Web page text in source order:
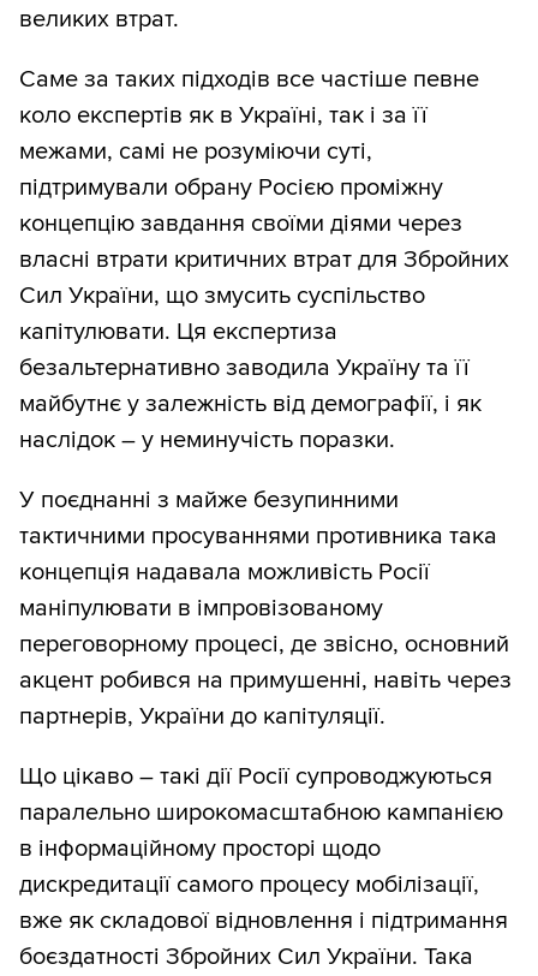
великих втрат.
Саме за таких підходів все частіше певне
коло експертів як в Україні, так і за її
межами, самі не розуміючи суті,
підтримували обрану Росією проміжну
концепцію завдання своїми діями через
власні втрати критичних втрат для Збройних
Сил України, що змусить суспільство
капітулювати. Ця експертиза
безальтернативно заводила Україну та її
майбутнє у залежність від демографії, і як
наслідок – у неминучість поразки.
У поєднанні з майже безупинними
тактичними просуваннями противника така
концепція надавала можливість Росії
маніпулювати в імпровізованому
переговорному процесі, де звісно, основний
акцент робився на примушенні, навіть через
партнерів, України до капітуляції.
Що цікаво – такі дії Росії супроводжуються
паралельно широкомасштабною кампанією
в інформаційному просторі щодо
дискредитації самого процесу мобілізації,
вже як складової відновлення і підтримання
боєздатності Збройних Сил України. Така